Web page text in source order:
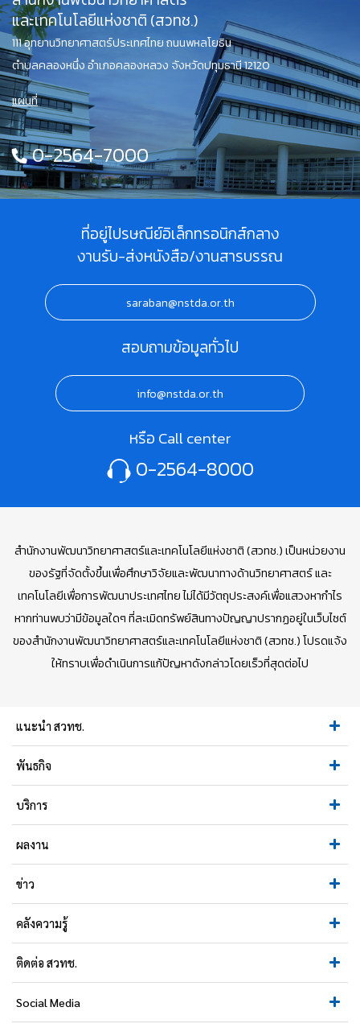
และเทคโนโลยีแห่งชาติ (สวทช.)
111 อุทยานวิทยาศาสตร์ประเทศไทย ถนนพหลโยธิน
ตำบลคลองหนึ่ง อำเภอคลองหลวง จังหวัดปทุมธานี 12120
แผนที่
0-2564-7000
ที่อยู่ไปรษณีย์อิเล็กทรอนิกส์กลาง
งานรับ-ส่งหนังสือ/งานสารบรรณ
saraban@nstda.or.th
สอบถามข้อมูลทั่วไป
info@nstda.or.th
หรือ Call center
0-2564-8000
สำนักงานพัฒนาวิทยาศาสตร์และเทคโนโลยีแห่งชาติ (สวทช.) เป็นหน่วยงาน
ของรัฐที่จัดตั้งขึ้นเพื่อศึกษาวิจัยและพัฒนาทางด้านวิทยาศาสตร์ และ
เทคโนโลยีเพื่อการพัฒนาประเทศไทย ไม่ได้มีวัตถุประสงค์เพื่อแสวงหากำไร
หากท่านพบว่ามีข้อมูลใดๆ ที่ละเมิดทรัพย์สินทางปัญญาปรากฏอยู่ในเว็บไซต์
ของสำนักงานพัฒนาวิทยาศาสตร์และเทคโนโลยีแห่งชาติ (สวทช.) โปรดแจ้ง
ให้ทราบเพื่อดำเนินการแก้ปัญหาดังกล่าวโดยเร็วที่สุดต่อไป
แนะนำ สวทช.
พันธกิจ
บริการ
ผลงาน
ข่าว
คลังความรู้
ติดต่อ สวทช.
Social Media